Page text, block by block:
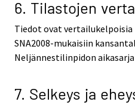
6. Tilastojen
Tiedot ovat vertailukelpoisia
SNA2008-mukaisiin
Neljännestilinpidon
7. Selkeys ja